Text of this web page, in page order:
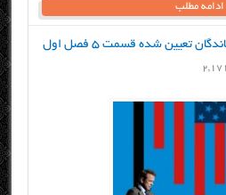
ادامه مطلب
تعیین شده قسمت ۵ فصل اول